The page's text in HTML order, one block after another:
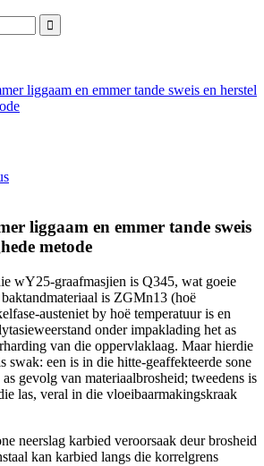
liggaam en emmer tande sweis en herstel
liggaam en emmer tande sweis
metode
wY25-graafmasjien is Q345, wat goeie
is ZGMn13 (hoë
austeniet by hoë temperatuur is en
onder impaklading het as
van die oppervlaklaag. Maar hierdie
swak: een is in die hitte-geaffekteerde sone
gevolg van materiaalbrosheid; tweedens is
las, veral in die vloeibaarmakingskraak
neerslag karbied veroorsaak deur brosheid
kan karbied langs die korrelgrens